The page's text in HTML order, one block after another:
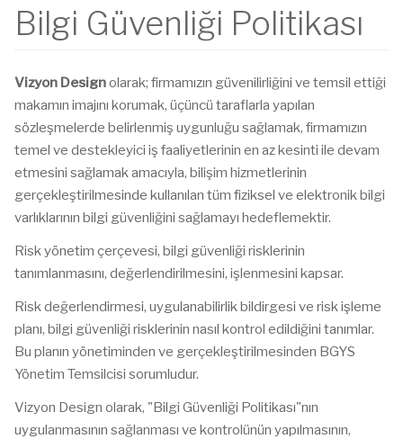
Bilgi Güvenliği Politikası
Vizyon Designolarak; firmamızın güvenilirliğini ve temsil ettiği
makamın imajını korumak, üçüncü taraflarla yapılan
sözleşmelerde belirlenmiş uygunluğu sağlamak, firmamızın
temel ve destekleyici iş faaliyetlerinin en az kesinti ile devam
etmesini sağlamak amacıyla, bilişim hizmetlerinin
gerçekleştirilmesinde kullanılan tüm fiziksel ve elektronik bilgi
varlıklarının bilgi güvenliğini sağlamayı hedeflemektir.
Risk yönetim çerçevesi, bilgi güvenliği risklerinin
tanımlanmasını, değerlendirilmesini, işlenmesini kapsar.
Risk değerlendirmesi, uygulanabilirlik bildirgesi ve risk işleme
planı, bilgi güvenliği risklerinin nasıl kontrol edildiğini tanımlar.
Bu planın yönetiminden ve gerçekleştirilmesinden BGYS
Yönetim Temsilcisi sorumludur.
Vizyon Design olarak, "Bilgi Güvenliği Politikası"nın
uygulanmasının sağlanması ve kontrolünün yapılmasının,